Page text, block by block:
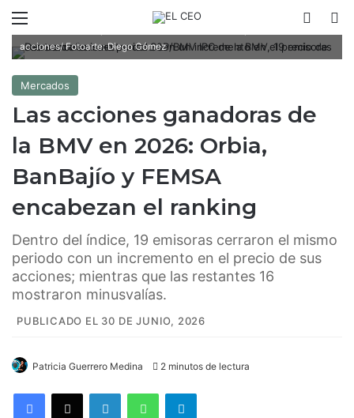
Dentro de la muestra del S&P/BMV IPC de la BMV, 19 emisoras
acciones/ Fotoarte: Diego Gómez
Mercados
Las acciones ganadoras de
la BMV en 2026: Orbia,
BanBajío y FEMSA
encabezan el ranking
Dentro del índice, 19 emisoras cerraron el mismo
periodo con un incremento en el precio de sus
acciones; mientras que las restantes 16
mostraron minusvalías.
PUBLICADO EL 30 DE JUNIO, 2026
Patricia Guerrero Medina 2 minutos de lectura